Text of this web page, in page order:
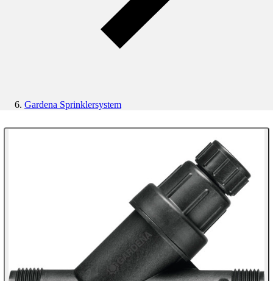
Gardena Sprinklersystem